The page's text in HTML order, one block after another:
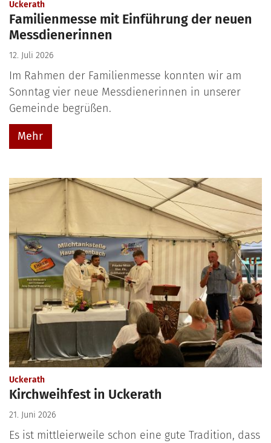
Uckerath:
Familienmesse mit Einführung der neuen
Messdienerinnen
12. Juli 2026
Im Rahmen der Familienmesse konnten wir am
Sonntag vier neue Messdienerinnen in unserer
Gemeinde begrüßen.
Mehr
Uckerath:
Kirchweihfest in Uckerath
21. Juni 2026
Es ist mittleierweile schon eine gute Tradition, dass